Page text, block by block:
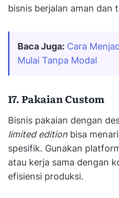
bisnis berjalan aman dan
Baca Juga: Cara
Mulai Tanpa Modal
17. Pakaian Custom
Bisnis pakaian dengan
limited edition bisa
spesifik. Gunakan
atau kerja sama dengan
efisiensi produksi.